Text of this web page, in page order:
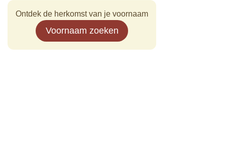
Ontdek de herkomst van je voornaam
Voornaam zoeken